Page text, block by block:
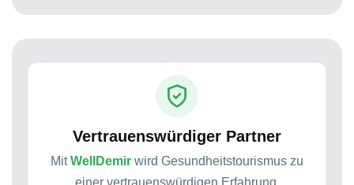
Vertrauenswürdiger Partner
MitWellDemir wird Gesundheitstourismus zu
einer vertrauenswürdigen Erfahrung.